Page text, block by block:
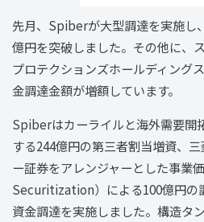
先月、Spiberが大型調達を実施し
億円を突破しました。その他に、
プロテクションズホールディング
金調達金額が増額しています。
Spiberはカーライルと海外需要開
する244億円の第三者割当増資、
ー証券をアレンジャーとした事業
Securitization）による100億円の
資金調達を実施しました。構造タ